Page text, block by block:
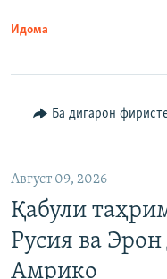
Идома
Ба дигарон
Август 09, 2026
Қабули
Русия ва
Амрико